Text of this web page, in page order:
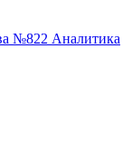
Аналитика